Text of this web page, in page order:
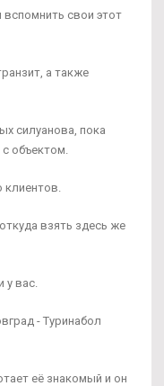
свои этот
а также
силуанова, пока
объектом.
клиентов.
взять здесь же
у вас.
- Туринабол
её знакомый и он